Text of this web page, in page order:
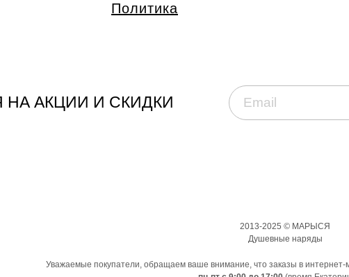
2013-2025 © МАРЫСЯ
Душевные наряды
АКЦИИ И СКИДКИ
Политика
Уважаемые покупатели, обращаем ваше внимание, что заказы в интернет-